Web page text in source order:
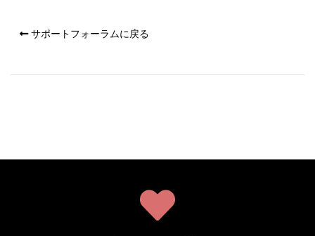
サポートフォーラムに戻る